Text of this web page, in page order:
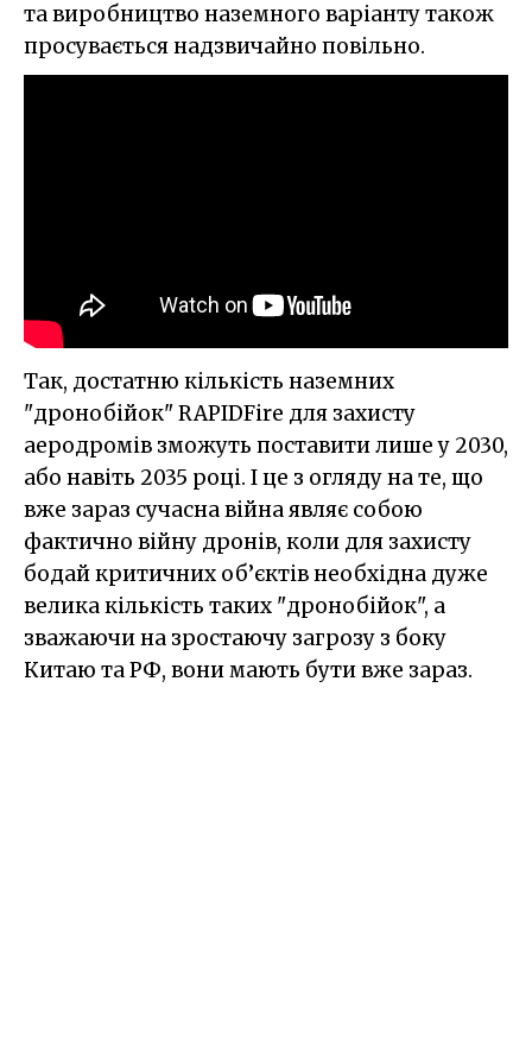
та виробництво наземного варіанту також
просувається надзвичайно повільно.
Так, достатню кількість наземних
"дронобійок" RAPIDFire для захисту
аеродромів зможуть поставити лише у 2030,
або навіть 2035 році. І це з огляду на те, що
вже зараз сучасна війна являє собою
фактично війну дронів, коли для захисту
бодай критичних об’єктів необхідна дуже
велика кількість таких "дронобійок", а
зважаючи на зростаючу загрозу з боку
Китаю та РФ, вони мають бути вже зараз.